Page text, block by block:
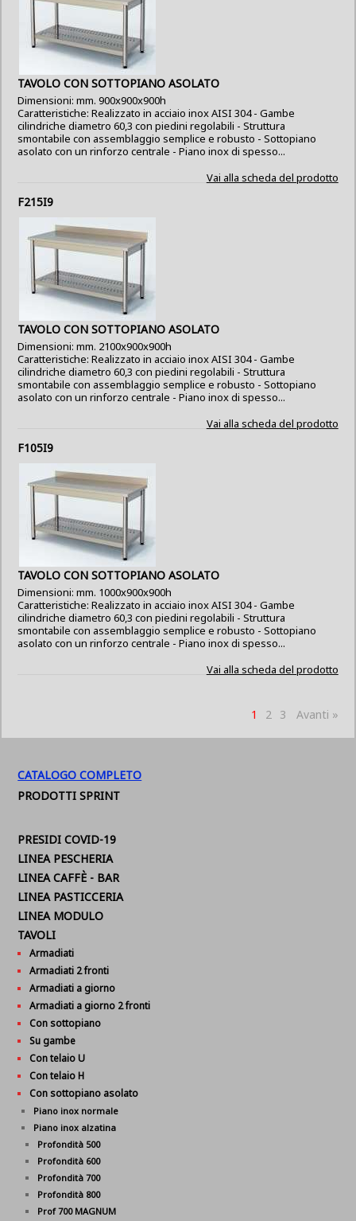
TAVOLO CON SOTTOPIANO ASOLATO
Dimensioni: mm. 900x900x900h
Caratteristiche: Realizzato in acciaio inox AISI 304 - Gambe
cilindriche diametro 60,3 con piedini regolabili - Struttura
smontabile con assemblaggio semplice e robusto - Sottopiano
asolato con un rinforzo centrale - Piano inox di spesso...
Vai alla scheda del prodotto
F215I9
TAVOLO CON SOTTOPIANO ASOLATO
Dimensioni: mm. 2100x900x900h
Caratteristiche: Realizzato in acciaio inox AISI 304 - Gambe
cilindriche diametro 60,3 con piedini regolabili - Struttura
smontabile con assemblaggio semplice e robusto - Sottopiano
asolato con un rinforzo centrale - Piano inox di spesso...
Vai alla scheda del prodotto
F105I9
TAVOLO CON SOTTOPIANO ASOLATO
Dimensioni: mm. 1000x900x900h
Caratteristiche: Realizzato in acciaio inox AISI 304 - Gambe
cilindriche diametro 60,3 con piedini regolabili - Struttura
smontabile con assemblaggio semplice e robusto - Sottopiano
asolato con un rinforzo centrale - Piano inox di spesso...
Vai alla scheda del prodotto
1 2 3 Avanti »
CATALOGO COMPLETO
PRODOTTI SPRINT
PRESIDI COVID-19
LINEA PESCHERIA
LINEA CAFFÈ - BAR
LINEA PASTICCERIA
LINEA MODULO
TAVOLI
Armadiati
Armadiati 2 fronti
Armadiati a giorno
Armadiati a giorno 2 fronti
Con sottopiano
Su gambe
Con telaio U
Con telaio H
Con sottopiano asolato
Piano inox normale
Piano inox alzatina
Profondità 500
Profondità 600
Profondità 700
Profondità 800
Prof 700 MAGNUM